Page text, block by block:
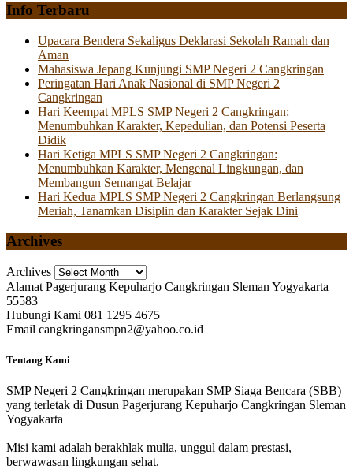
Info Terbaru
Upacara Bendera Sekaligus Deklarasi Sekolah Ramah dan
Aman
Mahasiswa Jepang Kunjungi SMP Negeri 2 Cangkringan
Peringatan Hari Anak Nasional di SMP Negeri 2
Cangkringan
Hari Keempat MPLS SMP Negeri 2 Cangkringan:
Menumbuhkan Karakter, Kepedulian, dan Potensi Peserta
Didik
Hari Ketiga MPLS SMP Negeri 2 Cangkringan:
Menumbuhkan Karakter, Mengenal Lingkungan, dan
Membangun Semangat Belajar
Hari Kedua MPLS SMP Negeri 2 Cangkringan Berlangsung
Meriah, Tanamkan Disiplin dan Karakter Sejak Dini
Archives
Archives
Alamat Pagerjurang Kepuharjo Cangkringan Sleman Yogyakarta
55583
Hubungi Kami 081 1295 4675
Email cangkringansmpn2@yahoo.co.id
Tentang Kami
SMP Negeri 2 Cangkringan merupakan SMP Siaga Bencara (SBB)
yang terletak di Dusun Pagerjurang Kepuharjo Cangkringan Sleman
Yogyakarta
Misi kami adalah berakhlak mulia, unggul dalam prestasi,
berwawasan lingkungan sehat.